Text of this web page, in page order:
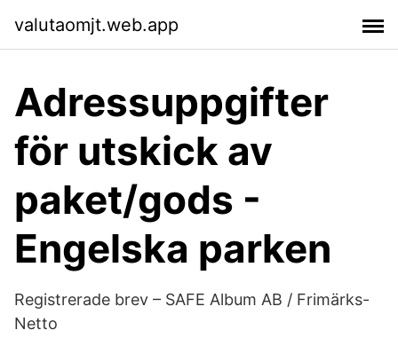
valutaomjt.web.app
Adressuppgifter
för utskick av
paket/gods -
Engelska parken
Registrerade brev – SAFE Album AB / Frimärks-
Netto